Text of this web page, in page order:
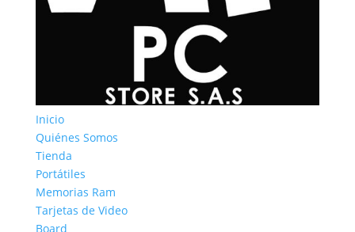
Inicio
Quiénes Somos
Tienda
Portátiles
Memorias Ram
Tarjetas de Video
Board